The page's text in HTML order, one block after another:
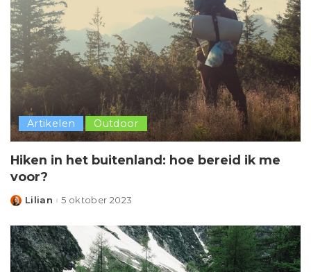
Artikelen Outdoor
Hiken in het buitenland: hoe bereid ik me
voor?
Posted
Lilian 5 oktober 2023